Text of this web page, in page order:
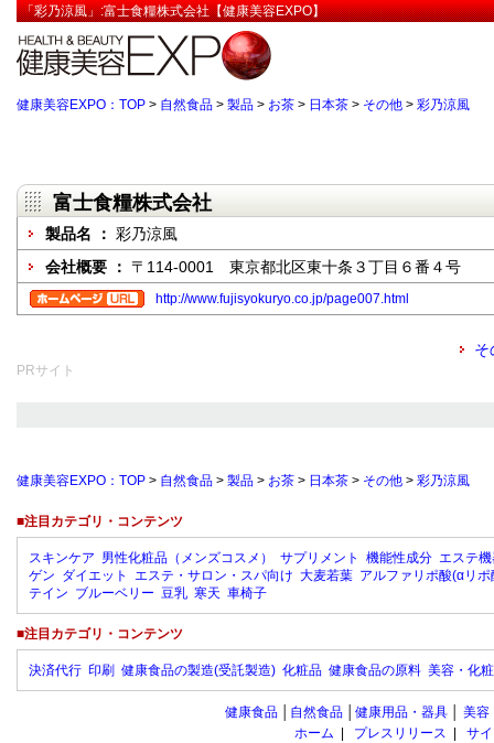
「彩乃涼風」:富士食糧株式会社【健康美容EXPO】
健康美容EXPO：TOP > 自然食品 > 製品 > お茶 > 日本茶 > その他 > 彩乃涼風
富士食糧株式会社
製品名 ： 彩乃涼風
会社概要 ： 〒114-0001 東京都北区東十条３丁目６番４号
http://www.fujisyokuryo.co.jp/page007.html
そ
PRサイト
健康美容EXPO：TOP > 自然食品 > 製品 > お茶 > 日本茶 > その他 > 彩乃涼風
■注目カテゴリ・コンテンツ
スキンケア 男性化粧品（メンズコスメ） サプリメント 機能性成分 エステ
ゲン ダイエット エステ・サロン・スパ向け 大麦若葉 アルファリポ酸(αリポ
テイン ブルーベリー 豆乳 寒天 車椅子
■注目カテゴリ・コンテンツ
決済代行 印刷 健康食品の製造(受託製造) 化粧品 健康食品の原料 美容・化
健康食品 自然食品 健康用品・器具 美容
ホーム
プレスリリース
サ